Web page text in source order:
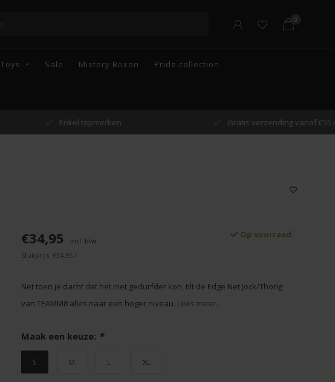
0
Toys Sale Mistery Boxen Pride collection
Enkel topmerken Gratis verzending vanaf €55 in België
€34,95 Incl. btw
Op voorraad
Stukprijs: €34,95 /
Net toen je dacht dat het niet gedurfder kon, tilt de Edge Net Jock/Thong
van TEAMM8 alles naar een hoger niveau. Lees meer..
Maak een keuze: *
S M L XL